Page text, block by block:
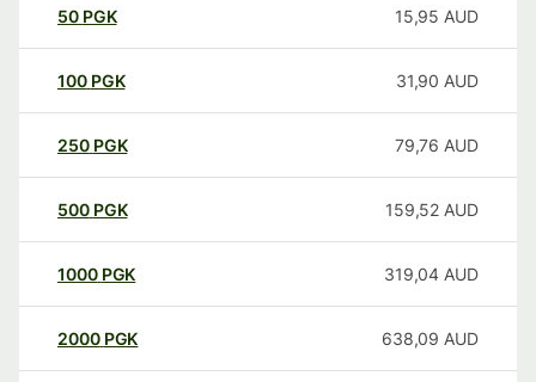
50 PGK 15,95 AUD
100 PGK 31,90 AUD
250 PGK 79,76 AUD
500 PGK 159,52 AUD
1000 PGK 319,04 AUD
2000 PGK 638,09 AUD